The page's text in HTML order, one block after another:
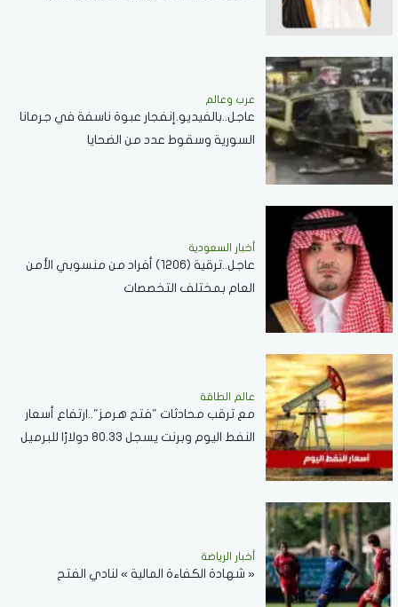
عرب وعالم
عاجل..بالفيديو.إنفجار عبوة ناسفة في جرمانا
السورية وسقوط عدد من الضحايا
أخبار السعودية
عاجل..ترقية (1206) أفراد من منسوبي الأمن
العام بمختلف التخصصات
عالم الطاقة
مع ترقب محادثات "فتح هرمز"..ارتفاع أسعار
النفط اليوم وبرنت يسجل 80.33 دولارًا للبرميل
أخبار الرياضة
« شهادة الكفاءة المالية » لنادي الفتح